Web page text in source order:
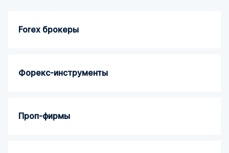
Forex брокеры
Форекс-инструменты
Проп-фирмы